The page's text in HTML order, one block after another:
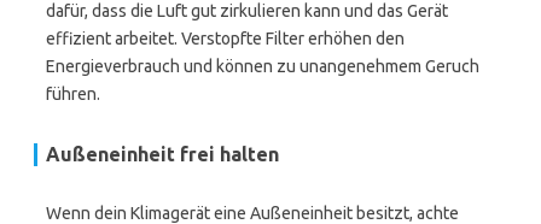
dafür, dass die Luft gut zirkulieren kann und das Gerät
effizient arbeitet. Verstopfte Filter erhöhen den
Energieverbrauch und können zu unangenehmem Geruch
führen.
Außeneinheit frei halten
Wenn dein Klimagerät eine Außeneinheit besitzt, achte